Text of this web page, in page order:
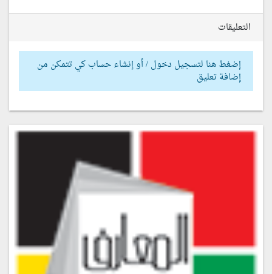
التعليقات
إضغط هنا لتسجيل دخول / أو إنشاء حساب كي تتمكن من
إضافة تعليق